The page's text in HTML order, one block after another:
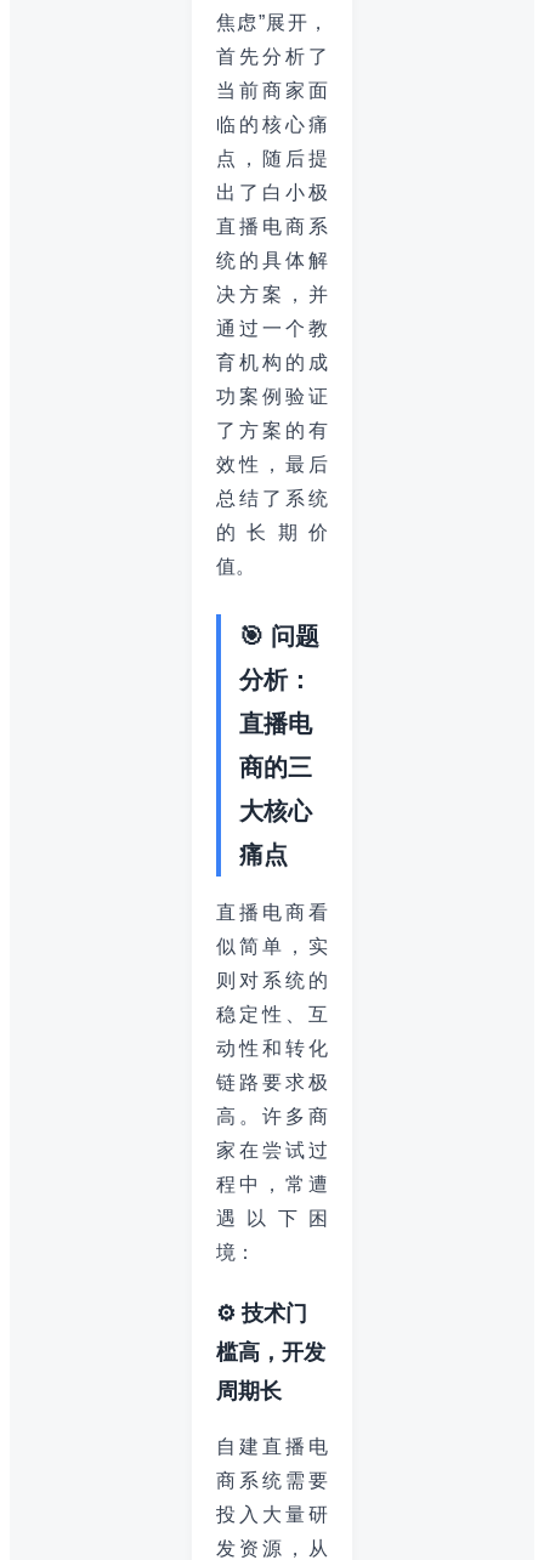
焦虑”展开，
首先分析了
当前商家面
临的核心痛
点，随后提
出了白小极
直播电商系
统的具体解
决方案，并
通过一个教
育机构的成
功案例验证
了方案的有
效性，最后
总结了系统
的长期价
值。
🎯 问题
分析：
直播电
商的三
大核心
痛点
直播电商看
似简单，实
则对系统的
稳定性、互
动性和转化
链路要求极
高。许多商
家在尝试过
程中，常遭
遇以下困
境：
⚙️ 技术门
槛高，开发
周期长
自建直播电
商系统需要
投入大量研
发资源，从